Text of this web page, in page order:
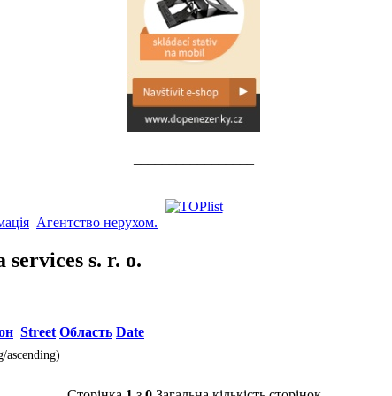
Агентство нерухом.
s. r. o.
Street Область Date
ascending)